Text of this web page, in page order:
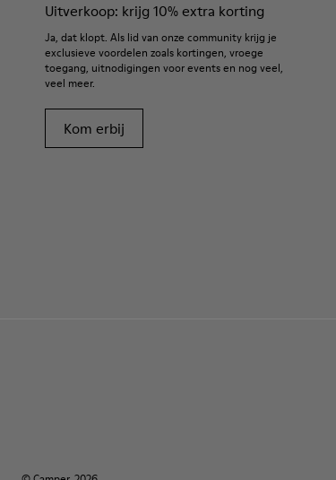
Uitverkoop: krijg 10% extra korting
Ja, dat klopt. Als lid van onze community krijg je
exclusieve voordelen zoals kortingen, vroege
toegang, uitnodigingen voor events en nog veel,
veel meer.
Kom erbij